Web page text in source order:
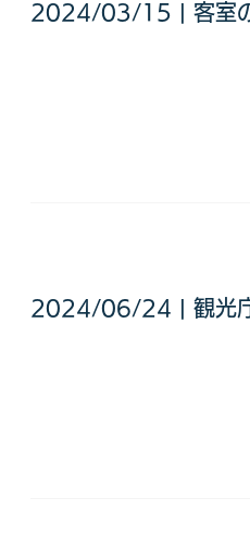
2024/03/15 | 客室の
2024/06/24 | 観光庁